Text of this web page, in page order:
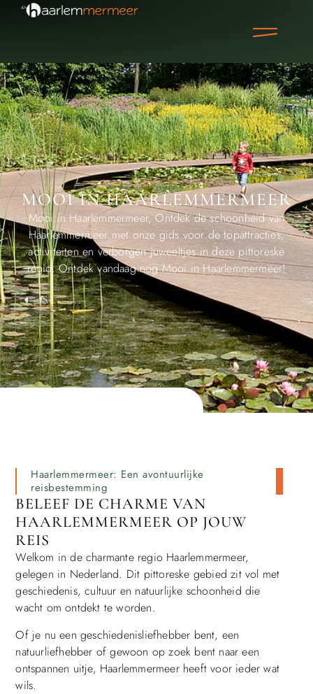
MOOI IN HAARLEMMERMEER
Mooi in Haarlemmermeer, Ontdek de schoonheid van
Haarlemmermeer met onze gids voor de topattracties,
activiteiten en verborgen juweeltjes in deze pittoreske
regio. Ontdek vandaag nog Mooi in Haarlemmermeer!
Haarlemmermeer: Een avontuurlijke
reisbestemming
BELEEF DE CHARME VAN
HAARLEMMERMEER OP JOUW
REIS
Welkom in de charmante regio Haarlemmermeer,
gelegen in Nederland. Dit pittoreske gebied zit vol met
geschiedenis, cultuur en natuurlijke schoonheid die
wacht om ontdekt te worden.
Of je nu een geschiedenisliefhebber bent, een
natuurliefhebber of gewoon op zoek bent naar een
ontspannen uitje, Haarlemmermeer heeft voor ieder wat
wils.